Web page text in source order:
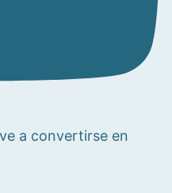
a convertirse en